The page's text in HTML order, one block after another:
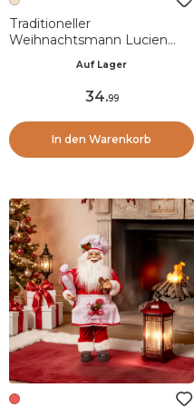
Traditioneller
Weihnachtsmann Lucien
Auf Lager
34.99
In den Warenkorb